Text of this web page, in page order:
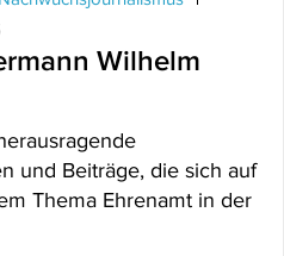
Wilhelm
und Beiträge, die sich auf
Thema Ehrenamt in der